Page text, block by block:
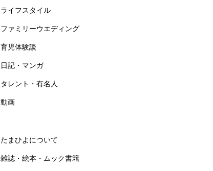
ライフスタイル
ファミリーウエディング
育児体験談
日記・マンガ
タレント・有名人
動画
たまひよについて
雑誌・絵本・ムック書籍